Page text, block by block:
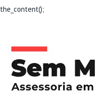
the_content();